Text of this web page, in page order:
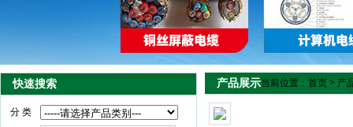
快速搜索
分 类
产品展示当前位置： 首页 > 产